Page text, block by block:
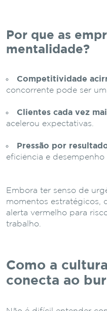
Por que as
mentalidade?
Competitividade
concorrente pode ser um
Clientes cada vez
acelerou expectativas.
Pressão por
eficiência e desempenho
Embora ter senso de
momentos estratégicos,
alerta vermelho para
trabalho.
Como a
conecta ao